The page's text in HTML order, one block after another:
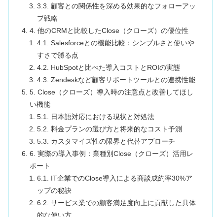
3.3. 顧客との関係性を深める効果的なフォローアッ
プ戦略
4. 他のCRMと比較したClose（クローズ）の優位性
4.1. Salesforceとの機能比較：シンプルさと使いや
すさで勝る点
4.2. HubSpotと比べた導入コストとROIの実態
4.3. Zendeskなど顧客サポートツールとの連携性能
5. Close（クローズ）導入時の注意点と改善してほし
い機能
5.1. 日本語対応における現状と対処法
5.2. 料金プランの選び方と将来的なコスト予測
5.3. カスタマイズ性の限界と代替アプローチ
6. 実際の導入事例：業種別Close（クローズ）活用レ
ポート
6.1. IT企業でのClose導入による商談成約率30%ア
ップの秘訣
6.2. サービス業での顧客満足度向上に貢献した具体
的な使い方